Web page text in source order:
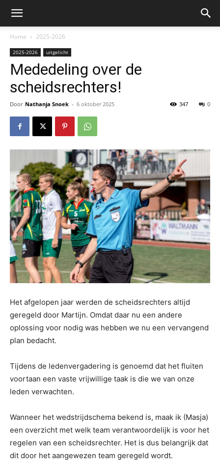
Home 2025-2026
2025-2026 uitgelicht
Mededeling over de
scheidsrechters!
Door Nathanja Snoek - 6 oktober 2025 0
347
Het afgelopen jaar werden de scheidsrechters altijd
geregeld door Martijn. Omdat daar nu een andere
oplossing voor nodig was hebben we nu een vervangend
plan bedacht.
Tijdens de ledenvergadering is genoemd dat het fluiten
voortaan een vaste vrijwillige taak is die we van onze
leden verwachten.
Wanneer het wedstrijdschema bekend is, maak ik (Masja)
een overzicht met welk team verantwoordelijk is voor het
regelen van een scheidsrechter. Het is dus belangrijk dat
dit door het aangewezen team geregeld wordt.